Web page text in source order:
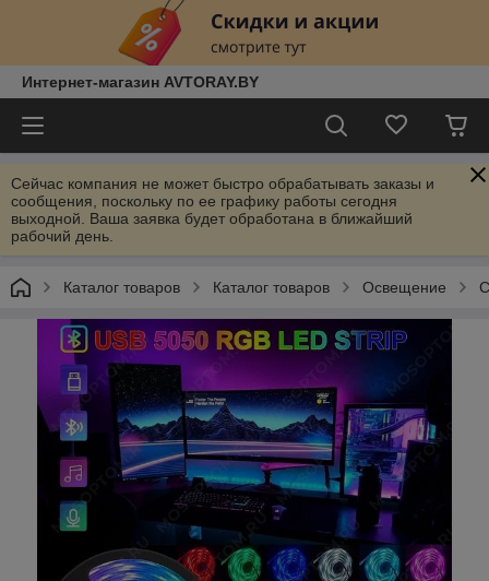
Интернет-магазин AVTORAY.BY
Сейчас компания не может быстро обрабатывать заказы и
сообщения, поскольку по ее графику работы сегодня
выходной. Ваша заявка будет обработана в ближайший
рабочий день.
Каталог товаров Каталог товаров Освещение